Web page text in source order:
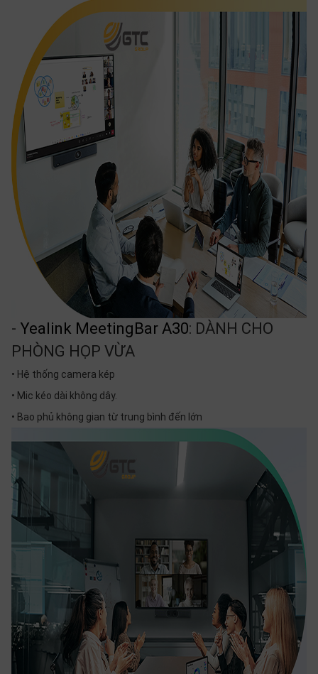
- Yealink MeetingBar A30: DÀNH CHO
PHÒNG HỌP VỪA
• Hệ thống camera kép
• Mic kéo dài không dây.
• Bao phủ không gian từ trung bình đến lớn